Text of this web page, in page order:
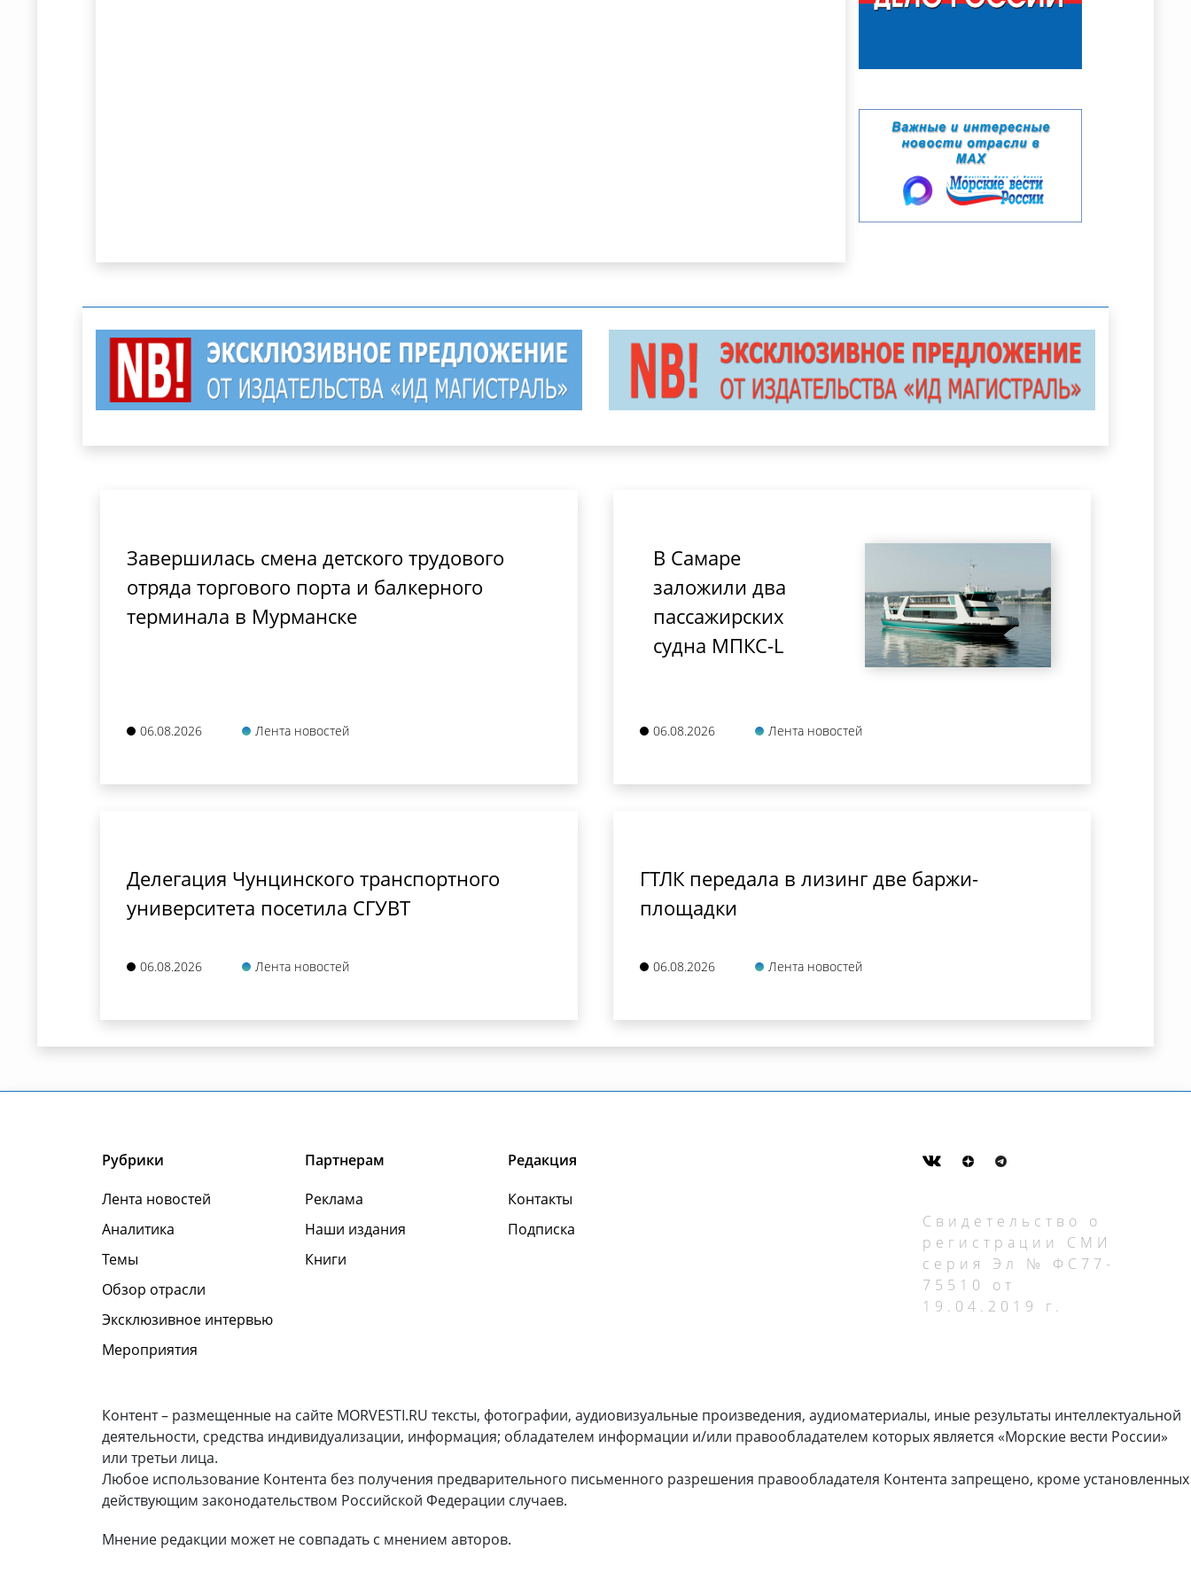
Завершилась смена детского трудового
отряда торгового порта и балкерного
терминала в Мурманске
06.08.2026 Лента новостей
В Самаре
заложили два
пассажирских
судна МПКС-L
06.08.2026 Лента новостей
Делегация Чунцинского транспортного
университета посетила СГУВТ
06.08.2026 Лента новостей
ГТЛК передала в лизинг две баржи-
площадки
06.08.2026 Лента новостей
Рубрики
Лента новостей
Аналитика
Темы
Обзор отрасли
Эксклюзивное интервью
Мероприятия
Партнерам
Реклама
Наши издания
Книги
Редакция
Контакты
Подписка
Свидетельство о
регистрации СМИ
серия Эл № ФС77-
75510 от
19.04.2019 г.
Контент – размещенные на сайте MORVESTI.RU тексты, фотографии, аудиовизуальные произведения, аудиоматериалы, иные результаты интеллектуальной
деятельности, средства индивидуализации, информация; обладателем информации и/или правообладателем которых является «Морские вести России»
или третьи лица.
Любое использование Контента без получения предварительного письменного разрешения правообладателя Контента запрещено, кроме установленных
действующим законодательством Российской Федерации случаев.
Мнение редакции может не совпадать с мнением авторов.